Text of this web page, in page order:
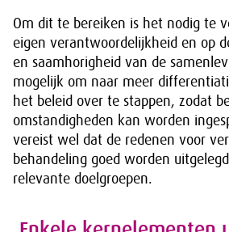
Om dit te bereiken is het nodig te
eigen verantwoordelijkheid en op
en saamhorigheid van de
mogelijk om naar meer
het beleid over te stappen, zodat
omstandigheden kan worden
vereist wel dat de redenen voor
behandeling goed worden
relevante doelgroepen.